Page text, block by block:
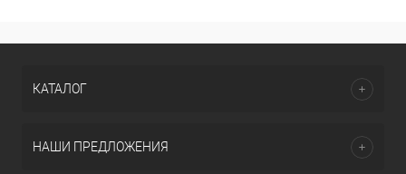
КАТАЛОГ
НАШИ ПРЕДЛОЖЕНИЯ